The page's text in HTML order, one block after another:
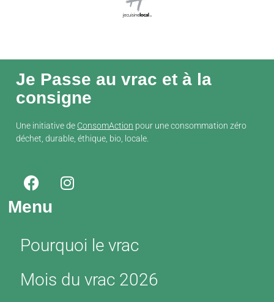
Je Passe au vrac et à la
consigne
Une initiative de ConsomAction pour une consommation zéro
déchet, durable, éthique, bio, locale.
Menu
Pourquoi le vrac
Mois du vrac 2026